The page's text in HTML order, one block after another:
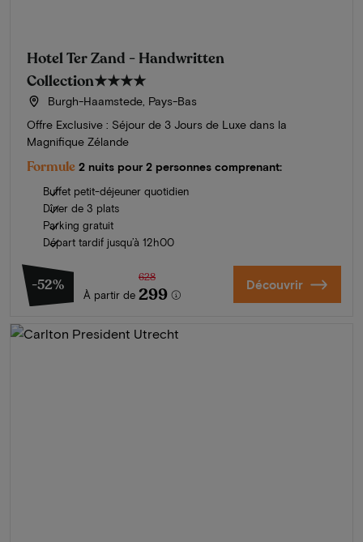
Hotel Ter Zand - Handwritten
Collection★★★★
Burgh-Haamstede, Pays-Bas
Offre Exclusive : Séjour de 3 Jours de Luxe dans la
Magnifique Zélande
Formule 2 nuits pour 2 personnes comprenant:
Buffet petit-déjeuner quotidien
Dîner de 3 plats
Parking gratuit
Départ tardif jusqu’à 12h00
-52%
À partir de
628
299 Découvrir